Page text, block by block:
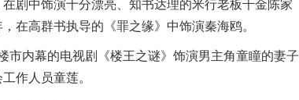
剧中饰演十分漂亮、知书达理的米行老板千金陈家
在高群书执导的《罪之缘》中饰演秦海鸥。
市内幕的电视剧《楼王之谜》饰演男主角童瞳的妻
作人员童莲。